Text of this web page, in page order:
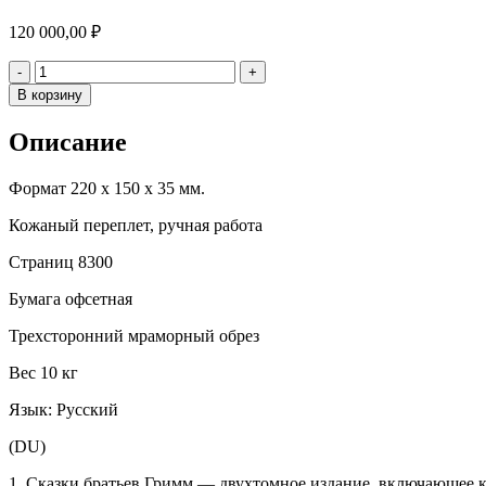
120 000,00 ₽
- Количество
+
В корзину
Описание
Формат 220 х 150 х 35 мм.
Кожаный переплет, ручная работа
Страниц 8300
Бумага офсетная
Трехсторонний мраморный обрез
Вес 10 кг
Язык: Русский
(DU)